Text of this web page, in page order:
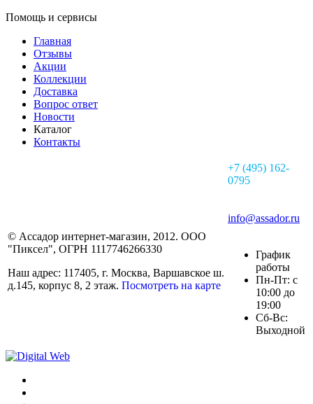
Помощь и сервисы
Главная
Отзывы
Акции
Коллекции
Доставка
Вопрос ответ
Новости
Каталог
Контакты
© Ассадор интернет-магазин, 2012. ООО
"Пиксел", ОГРН 1117746266330
Наш адрес: 117405, г. Москва, Варшавское ш.
д.145, корпус 8, 2 этаж. Посмотреть на карте
+7 (495) 162-
0795
info@assador.ru
График
работы
Пн-Пт: с
10:00 до
19:00
Сб-Вс:
Выходной